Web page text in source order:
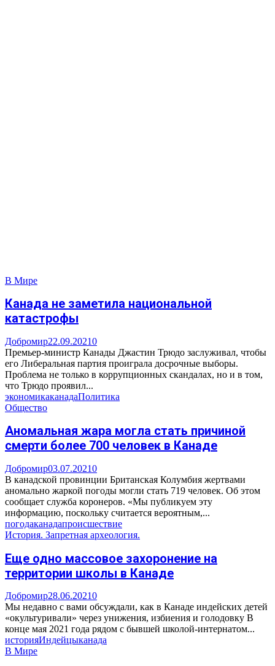
В Мире
Канада не заметила национальной
катастрофы
Добромир22.09.20210
Премьер-министр Канады Джастин Трюдо заслуживал, чтобы
его Либеральная партия проиграла досрочные выборы.
Проблема не только в коррупционных скандалах, но и в том,
что Трюдо проявил...
экономикаканадаПолитика
Общество
Аномальная жара могла стать причиной
смерти более 700 человек в Канаде
Добромир03.07.20210
В канадской провинции Британская Колумбия жертвами
аномально жаркой погоды могли стать 719 человек. Об этом
сообщает служба коронеров. «Мы публикуем эту
информацию, поскольку считается вероятным,...
погодаканадапроисшествие
История. Запретная археология.
Еще одно массовое захоронение на
территории школы в Канаде
Добромир28.06.20210
Мы недавно с вами обсуждали, как в Канаде индейских детей
«окультуривали» через унижения, избиения и голодовку В
конце мая 2021 года рядом с бывшей школой-интернатом...
историяИндейцыканада
В Мире